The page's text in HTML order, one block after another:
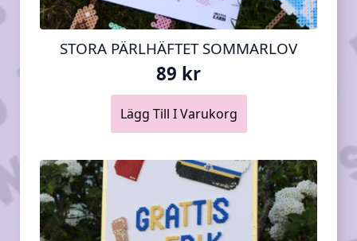
STORA PÄRLHÄFTET SOMMARLOV
89 kr
Lägg Till I Varukorg